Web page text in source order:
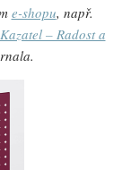
e-shopu, např.
Kazatel – Radost a